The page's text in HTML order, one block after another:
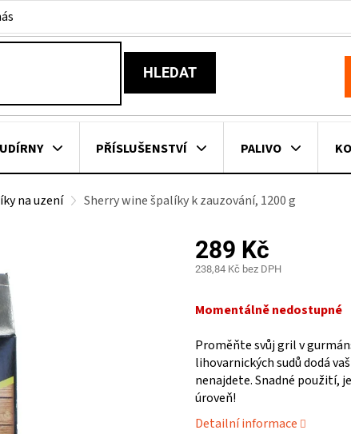
HLEDAT
UDÍRNY PŘÍSLUŠENSTVÍ PALIVO
KUCHYNĚ KNIHY O GRILOVÁNÍ HAVAJSKÉ
na uzení Sherry wine špalíky k zauzování, 1200 g
289 Kč
238,84 Kč bez DPH
cena:
Momentálně nedostupné
Proměňte svůj gril v
lihovarnických sudů dodá
nenajdete. Snadné použití,
úroveň!
Detailní informace